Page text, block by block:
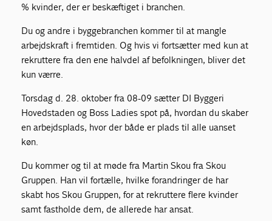
% kvinder, der er beskæftiget i branchen.
Du og andre i byggebranchen kommer til at mangle
arbejdskraft i fremtiden. Og hvis vi fortsætter med kun at
rekruttere fra den ene halvdel af befolkningen, bliver det
kun værre.
Torsdag d. 28. oktober fra 08-09 sætter DI Byggeri
Hovedstaden og Boss Ladies spot på, hvordan du skaber
en arbejdsplads, hvor der både er plads til alle uanset
køn.
Du kommer og til at møde fra Martin Skou fra Skou
Gruppen. Han vil fortælle, hvilke forandringer de har
skabt hos Skou Gruppen, for at rekruttere flere kvinder
samt fastholde dem, de allerede har ansat.